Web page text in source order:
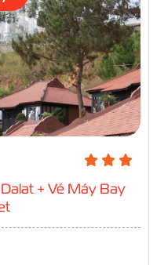
+ Vé Máy Bay